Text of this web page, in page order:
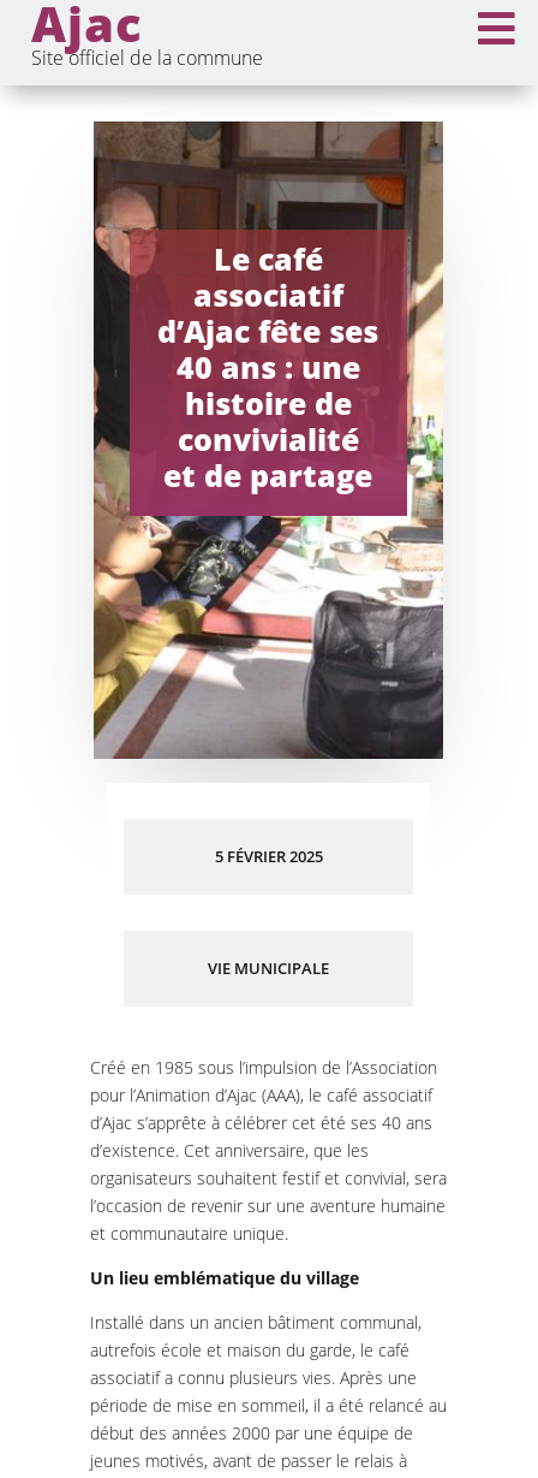
Ajac
Site officiel de la commune

Le café
associatif
d’Ajac fête ses
40 ans : une
histoire de
convivialité
et de partage
5 FÉVRIER 2025
VIE MUNICIPALE
Créé en 1985 sous l’impulsion de l’Association
pour l’Animation d’Ajac (AAA), le café associatif
d’Ajac s’apprête à célébrer cet été ses 40 ans
d’existence. Cet anniversaire, que les
organisateurs souhaitent festif et convivial, sera
l’occasion de revenir sur une aventure humaine
et communautaire unique.
Un lieu emblématique du village
Installé dans un ancien bâtiment communal,
autrefois école et maison du garde, le café
associatif a connu plusieurs vies. Après une
période de mise en sommeil, il a été relancé au
début des années 2000 par une équipe de
jeunes motivés, avant de passer le relais à